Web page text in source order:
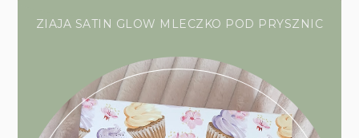
ZIAJA SATIN GLOW MLECZKO POD PRYSZNIC